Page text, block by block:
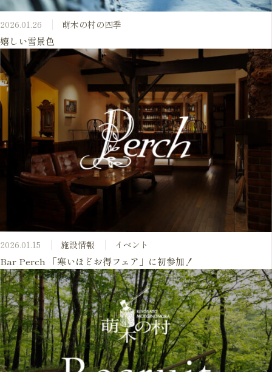
2026.01.26 萌木の村の四季
嬉しい雪景色
2026.01.15 施設情報 イベント
Bar Perch 「寒いほどお得フェア」に初参加！